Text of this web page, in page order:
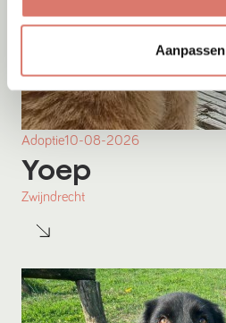
Aanpassen
Adoptie10-08-2026
Yoep
Zwijndrecht